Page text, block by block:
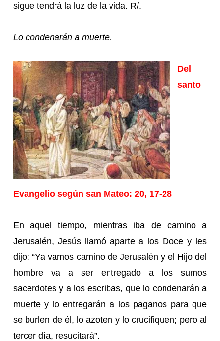
sigue tendrá la luz de la vida. R/.
Lo condenarán a muerte.
Del
santo
Evangelio según san Mateo: 20, 17-28
En aquel tiempo, mientras iba de camino a
Jerusalén, Jesús llamó aparte a los Doce y les
dijo: “Ya vamos camino de Jerusalén y el Hijo del
hombre va a ser entregado a los sumos
sacerdotes y a los escribas, que lo condenarán a
muerte y lo entregarán a los paganos para que
se burlen de él, lo azoten y lo crucifiquen; pero al
tercer día, resucitará”.